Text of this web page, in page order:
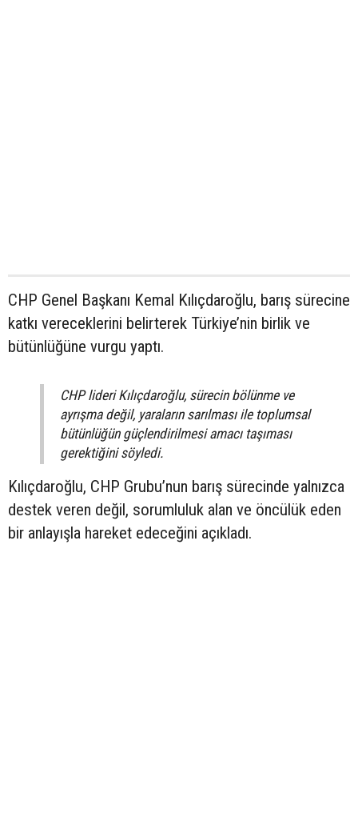
CHP Genel Başkanı Kemal Kılıçdaroğlu, barış sürecine
katkı vereceklerini belirterek Türkiye’nin birlik ve
bütünlüğüne vurgu yaptı.
CHP lideri Kılıçdaroğlu, sürecin bölünme ve
ayrışma değil, yaraların sarılması ile toplumsal
bütünlüğün güçlendirilmesi amacı taşıması
gerektiğini söyledi.
Kılıçdaroğlu, CHP Grubu’nun barış sürecinde yalnızca
destek veren değil, sorumluluk alan ve öncülük eden
bir anlayışla hareket edeceğini açıkladı.